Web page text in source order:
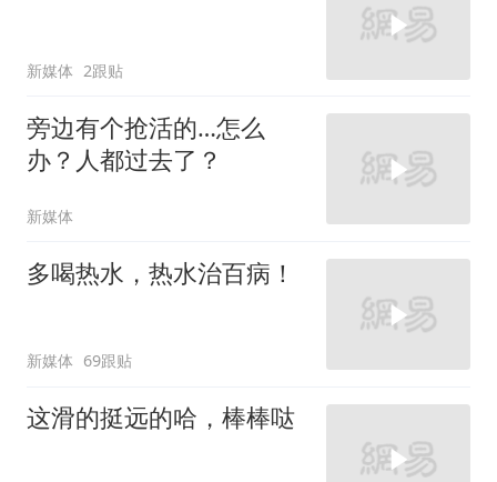
新媒体 2跟贴
旁边有个抢活的…怎么
办？人都过去了？
新媒体
多喝热水，热水治百病！
新媒体 69跟贴
这滑的挺远的哈，棒棒哒